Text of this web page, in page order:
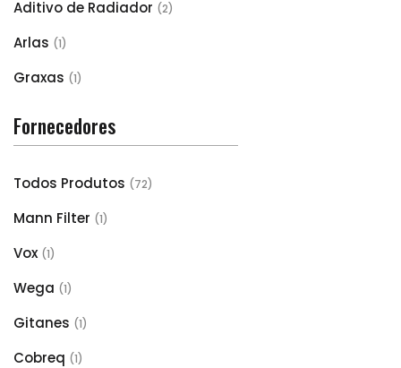
Aditivo de Radiador (2)
Arlas (1)
Graxas (1)
Fornecedores
Todos Produtos (72)
Mann Filter (1)
Vox (1)
Wega (1)
Gitanes (1)
Cobreq (1)